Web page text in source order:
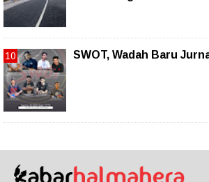
SWOT, Wadah Baru